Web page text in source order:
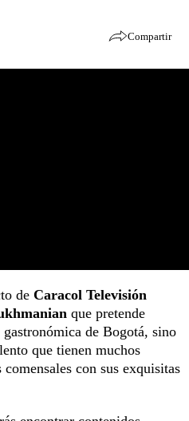
Compartir
de Caracol Televisión
que pretende
de Bogotá, sino
que tienen muchos
con sus exquisitas